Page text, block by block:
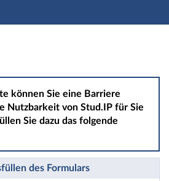
Hauptnavigation
können Sie eine Barriere
Nutzbarkeit von Stud.IP für Sie
Sie dazu das folgende
des Formulars